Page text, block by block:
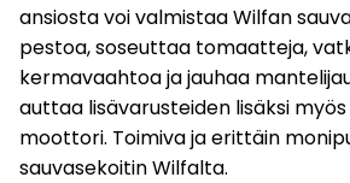
ansiosta voi valmistaa Wilfan
pestoa, soseuttaa tomaatteja,
kermavaahtoa ja jauhaa
auttaa lisävarusteiden lisäksi
moottori. Toimiva ja erittäin
sauvasekoitin Wilfalta.